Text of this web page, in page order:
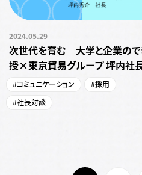
2024.05.29
次世代を育む 大学と企業の
授×東京貿易グループ 坪内社長
#コミュニケーション
#採用
#社長対談